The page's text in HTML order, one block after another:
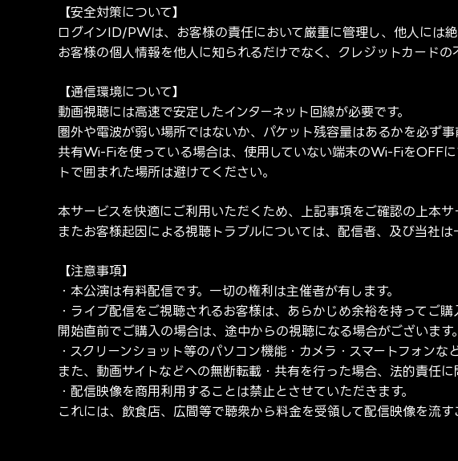
【安全対策について】
ログインID/PWは、お客様の責任において厳重に管理し、他人には絶
お客様の個人情報を他人に知られるだけでなく、クレジットカード
【通信環境について】
動画視聴には高速で安定したインターネット回線が必要です。
圏外や電波が弱い場所ではないか、パケット残容量はあるかを必ず事
共有Wi-Fiを使っている場合は、使用していない端末のWi-FiをOFF
トで囲まれた場所は避けてください。
本サービスを快適にご利用いただくため、上記事項をご確認の上本サ
またお客様起因による視聴トラブルについては、配信者、及び当社は
【注意事項】
・本公演は有料配信です。一切の権利は主催者が有します。
・ライブ配信をご視聴されるお客様は、あらかじめ余裕を持ってご購
開始直前でご購入の場合は、途中からの視聴になる場合がございます。
・スクリーンショット等のパソコン機能・カメラ・スマートフォンな
また、動画サイトなどへの無断転載・共有を行った場合、法的責任に
・配信映像を商用利用することは禁止とさせていただきます。
これには、飲食店、広間等で聴衆から料金を受領して配信映像を流す